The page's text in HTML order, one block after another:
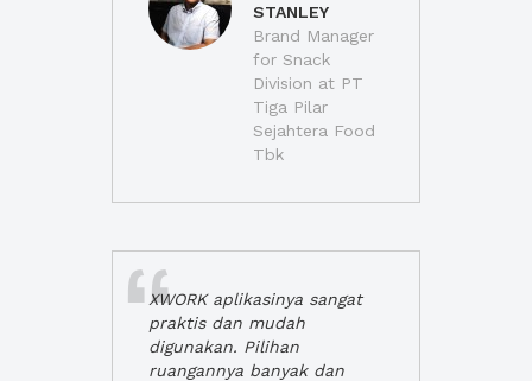
STANLEY
Brand Manager
for Snack
Division at PT
Tiga Pilar
Sejahtera Food
Tbk
XWORK aplikasinya sangat
praktis dan mudah
digunakan. Pilihan
ruangannya banyak dan